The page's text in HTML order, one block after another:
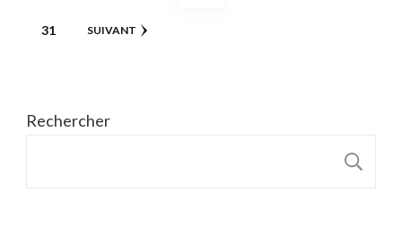
publications
PAGE
31 SUIVANT
Rechercher